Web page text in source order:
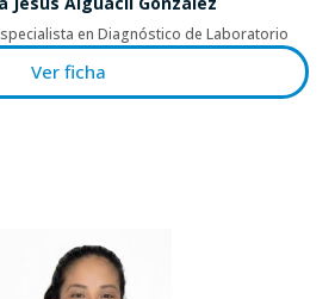
en Diagnóstico de Laboratorio
Ver ficha